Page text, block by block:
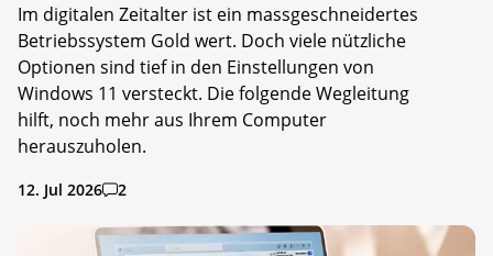
Im digitalen Zeitalter ist ein massgeschneidertes
Betriebssystem Gold wert. Doch viele nützliche
Optionen sind tief in den Einstellungen von
Windows 11 versteckt. Die folgende Wegleitung
hilft, noch mehr aus Ihrem Computer
herauszuholen.
12. Jul 2026 2